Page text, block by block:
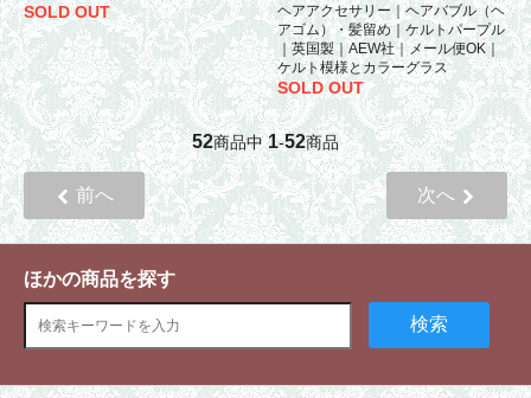
SOLD OUT
ヘアアクセサリー｜ヘアバブル（ヘ
アゴム）・髪留め｜ケルトパープル
｜英国製｜AEW社｜メール便OK｜
ケルト模様とカラーグラス
SOLD OUT
52商品中1-52商品
前へ 次へ
ほかの商品を探す
検索